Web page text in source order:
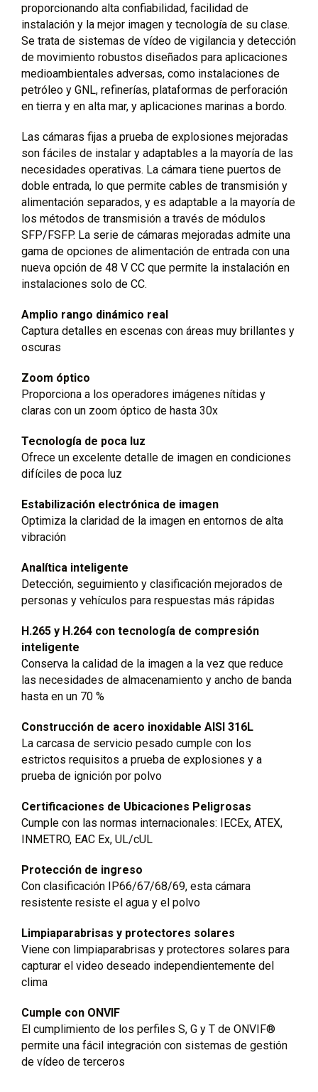
proporcionando alta confiabilidad, facilidad de
instalación y la mejor imagen y tecnología de su clase.
Se trata de sistemas de vídeo de vigilancia y detección
de movimiento robustos diseñados para aplicaciones
medioambientales adversas, como instalaciones de
petróleo y GNL, refinerías, plataformas de perforación
en tierra y en alta mar, y aplicaciones marinas a bordo.
Las cámaras fijas a prueba de explosiones mejoradas
son fáciles de instalar y adaptables a la mayoría de las
necesidades operativas. La cámara tiene puertos de
doble entrada, lo que permite cables de transmisión y
alimentación separados, y es adaptable a la mayoría de
los métodos de transmisión a través de módulos
SFP/FSFP. La serie de cámaras mejoradas admite una
gama de opciones de alimentación de entrada con una
nueva opción de 48 V CC que permite la instalación en
instalaciones solo de CC.
Amplio rango dinámico real
Captura detalles en escenas con áreas muy brillantes y
oscuras
Zoom óptico
Proporciona a los operadores imágenes nítidas y
claras con un zoom óptico de hasta 30x
Tecnología de poca luz
Ofrece un excelente detalle de imagen en condiciones
difíciles de poca luz
Estabilización electrónica de imagen
Optimiza la claridad de la imagen en entornos de alta
vibración
Analítica inteligente
Detección, seguimiento y clasificación mejorados de
personas y vehículos para respuestas más rápidas
H.265 y H.264 con tecnología de compresión
inteligente
Conserva la calidad de la imagen a la vez que reduce
las necesidades de almacenamiento y ancho de banda
hasta en un 70 %
Construcción de acero inoxidable AISI 316L
La carcasa de servicio pesado cumple con los
estrictos requisitos a prueba de explosiones y a
prueba de ignición por polvo
Certificaciones de Ubicaciones Peligrosas
Cumple con las normas internacionales: IECEx, ATEX,
INMETRO, EAC Ex, UL/cUL
Protección de ingreso
Con clasificación IP66/67/68/69, esta cámara
resistente resiste el agua y el polvo
Limpiaparabrisas y protectores solares
Viene con limpiaparabrisas y protectores solares para
capturar el video deseado independientemente del
clima
Cumple con ONVIF
El cumplimiento de los perfiles S, G y T de ONVIF®
permite una fácil integración con sistemas de gestión
de vídeo de terceros